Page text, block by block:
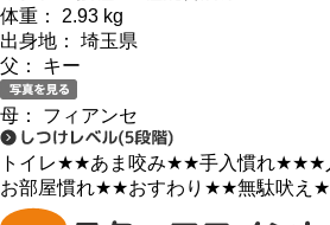
体重： 2.93 kg
出身地： 埼玉県
父： キー
母： フィアンセ
トイレ★★あま咬み★★手入慣れ★★★
お部屋慣れ★★おすわり ★★無駄吠え